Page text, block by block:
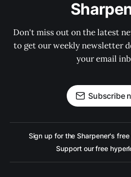
Don't miss out on the latest
to get our weekly newsletter
your email
Subscribe
Sign up for the Sharpener's
Support our free